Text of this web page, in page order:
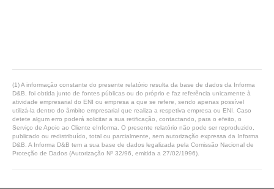
(1) A informação constante do presente relatório resulta da base de dados da Informa
D&B, foi obtida junto de fontes públicas ou do próprio e faz referência unicamente à
atividade empresarial do ENI ou empresa a que se refere, sendo apenas possível
utilizá-la dentro do âmbito empresarial que realiza a respetiva empresa ou ENI. Caso
detete algum erro poderá solicitar a sua retificação, contactando, para o efeito, o
Serviço de Apoio ao Cliente eInforma. O presente relatório não pode ser reproduzido,
publicado ou redistribuído, total ou parcialmente, sem autorização expressa da Informa
D&B. A Informa D&B tem a sua base de dados legalizada pela Comissão Nacional de
Proteção de Dados (Autorização Nº 32/96, emitida a 27/02/1996).